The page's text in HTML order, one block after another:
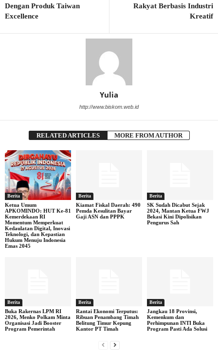
Dengan Produk Taiwan
Excellence
Rakyat Berbasis Industri
Kreatif
Yulia
http://www.biskom.web.id
RELATED ARTICLES MORE FROM AUTHOR
Berita
Ketua Umum
APKOMINDO: HUT Ke-81
Kemerdekaan RI
Momentum Memperkuat
Kedaulatan Digital, Inovasi
Teknologi, dan Kepastian
Hukum Menuju Indonesia
Emas 2045
Berita
Kiamat Fiskal Daerah: 490
Pemda Kesulitan Bayar
Gaji ASN dan PPPK
Berita
SK Sudah Dicabut Sejak
2024, Mantan Ketua FWJ
Bekasi Kini Dipolisikan
Pengurus Sah
Berita
Buka Rakernas LPM RI
2026, Menko Polkam Minta
Organisasi Jadi Booster
Program Pemerintah
Berita
Rantai Ekonomi Terputus:
Ribuan Penambang Timah
Belitung Timur Kepung
Kantor PT Timah
Berita
Jangkau 18 Provinsi,
Kemenkum dan
Perhimpunan INTI Buka
Program Pasti Ada Solusi